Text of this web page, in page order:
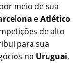
meio de sua
eAtlético
de alto
para sua
no Uruguai,